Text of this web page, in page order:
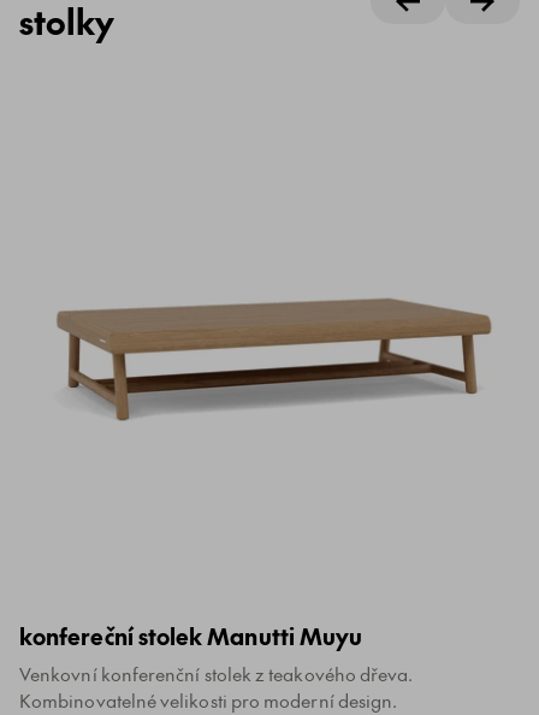
stolky
konfereční stolek Manutti Muyu
Venkovní konferenční stolek z teakového dřeva.
Kombinovatelné velikosti pro moderní design.